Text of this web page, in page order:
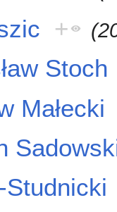
+
Stoch
Małecki